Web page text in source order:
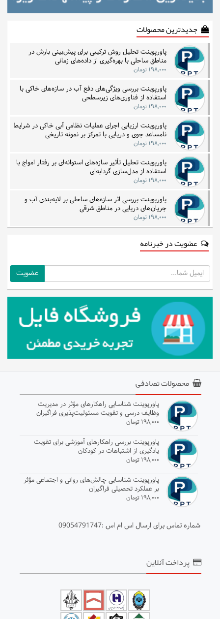
جدیدترین محصولات
پاورپوینت تحلیل روش ترکیبی برای پیش‌بینی بارش در
مناطق ساحلی با بهره‌گیری از داده‌های زمانی
۱۹۸,۰۰۰ تومان
پاورپوینت بررسی ویژگی‌های دفع آب در سازه‌های خاکی با
استفاده از فناوری‌های زیرسطحی
۱۹۸,۰۰۰ تومان
پاورپوینت ارزیابی اجرای عملیات نظامی آبی خاکی در شرایط
نامساعد جوی و دریایی با تمرکز بر نمونه تاریخی
۱۹۸,۰۰۰ تومان
پاورپوینت تحلیل تأثیر سازه‌های استوانه‌ای بر رفتار امواج با
استفاده از مدل‌سازی گردابه‌ای
۱۹۸,۰۰۰ تومان
پاورپوینت بررسی اثر سازه‌های ساحلی بر لایه‌بندی آب و
جریان‌های دریایی در مناطق شرقی
۱۹۸,۰۰۰ تومان
عضویت در خبرنامه
ایمیل
محصولات تصادفی
پاورپوینت شناسایی راهکارهای مؤثر در مدیریت
وظایف درسی و تقویت مسئولیت‌پذیری فراگیران
۱۹۸,۰۰۰ تومان
پاورپوینت بررسی راهکارهای آموزشی برای تقویت
یادگیری از اشتباهات در کودکان
۱۹۸,۰۰۰ تومان
پاورپوینت شناسایی چالش‌های روانی و اجتماعی مؤثر
بر عملکرد تحصیلی فراگیران
۱۹۸,۰۰۰ تومان
شماره تماس برای ارسال اس ام اس :09054791747
پرداخت آنلاین